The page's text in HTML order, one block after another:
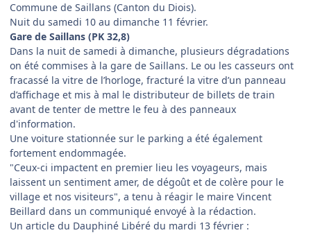
Commune de Saillans (Canton du Diois).
Nuit du samedi 10 au dimanche 11 février.
Gare de Saillans (PK 32,8)
Dans la nuit de samedi à dimanche, plusieurs dégradations
on été commises à la gare de Saillans. Le ou les casseurs ont
fracassé la vitre de l’horloge, fracturé la vitre d’un panneau
d’affichage et mis à mal le distributeur de billets de train
avant de tenter de mettre le feu à des panneaux
d'information.
Une voiture stationnée sur le parking a été également
fortement endommagée.
"Ceux-ci impactent en premier lieu les voyageurs, mais
laissent un sentiment amer, de dégoût et de colère pour le
village et nos visiteurs", a tenu à réagir le maire Vincent
Beillard dans un communiqué envoyé à la rédaction.
Un article du Dauphiné Libéré du mardi 13 février :